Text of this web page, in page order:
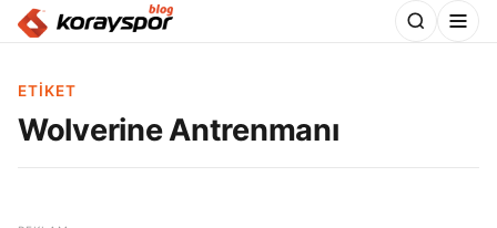
ETIKET
Wolverine Antrenmanı